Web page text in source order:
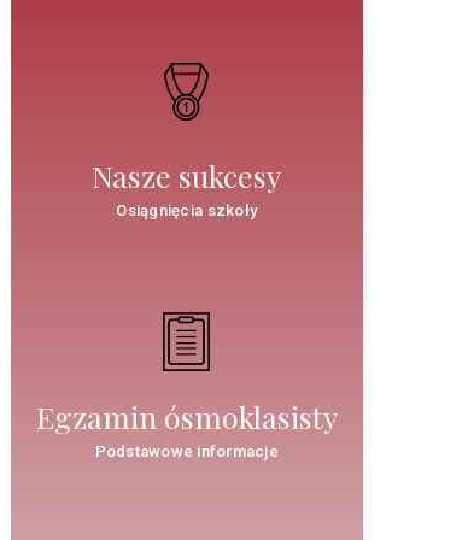
Nasze sukcesy
Osiągnięcia szkoły
Egzamin ósmoklasisty
Podstawowe informacje